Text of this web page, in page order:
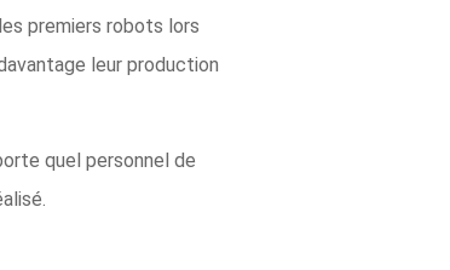
premiers robots lors
leur production
quel personnel de